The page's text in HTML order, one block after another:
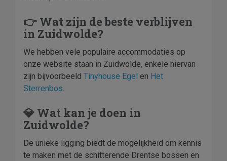
👉 Wat zijn de beste verblijven
in Zuidwolde?
We hebben vele populaire accommodaties op
onze website staan in Zuidwolde, enkele hiervan
zijn bijvoorbeeld Tinyhouse Egel en Het
Sterrenbos.
💎 Wat kan je doen in
Zuidwolde?
De unieke ligging biedt de mogelijkheid om kennis
te maken met de schitterende Drentse bossen en